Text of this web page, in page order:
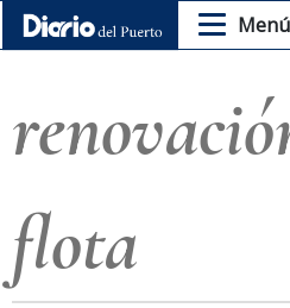
Menú
flota